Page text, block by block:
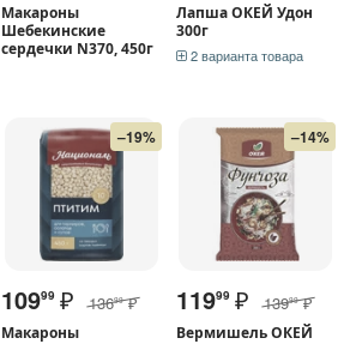
Макароны
Шебекинские
сердечки N370, 450г
Лапша ОКЕЙ Удон
300г
2 варианта товара
–19%
10999 ₽ 13699 ₽
Макароны
–14%
11999 ₽ 13999 ₽
Вермишель ОКЕЙ